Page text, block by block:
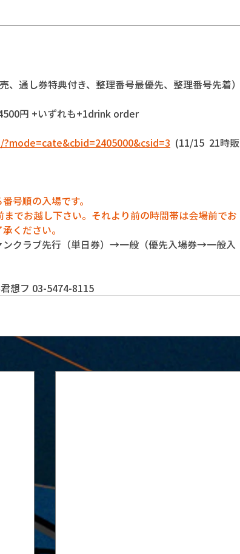
、通し券特典付き、整理番号最優先、整理番号先着）
円 +いずれも+1drink order
(11/15  21時販
号順の入場です。
でお越し下さい。それより前の時間帯は会場前でお
ください。
クラブ先行（単日券）→一般（優先入場券→一般入
想フ 03-5474-8115